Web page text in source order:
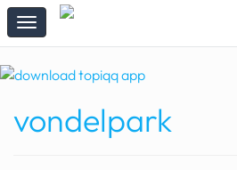
zie
topiqqs
#vandaag
Topiqqs Reacties
vondelpark